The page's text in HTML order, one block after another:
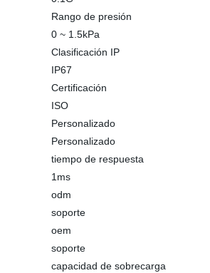
Rango de presión
0 ~ 1.5kPa
Clasificación IP
IP67
Certificación
ISO
Personalizado
Personalizado
tiempo de respuesta
1ms
odm
soporte
oem
soporte
capacidad de sobrecarga